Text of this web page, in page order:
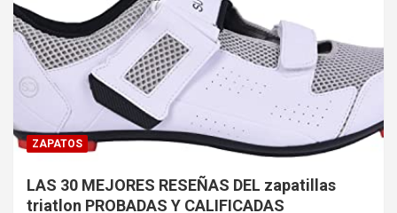
ZAPATOS
LAS 30 MEJORES RESEÑAS DEL zapatillas
triatlon PROBADAS Y CALIFICADAS